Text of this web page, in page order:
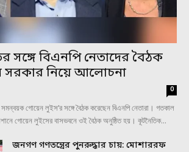
সঙ্গে বিএনপি নেতাদের বৈঠক
সরকার নিয়ে আলোচনা
0
গোয়েন লুইস’র সঙ্গে বৈঠক করেছেন বিএনপি নেতারা। গতকাল
গোয়েন লুইসের বাসভবনে ওই বৈঠক অনুষ্ঠিত হয়। কূটনৈতিক...
জনগণ গণতন্ত্রের পুনরুদ্ধার চায়: মোশাররফ